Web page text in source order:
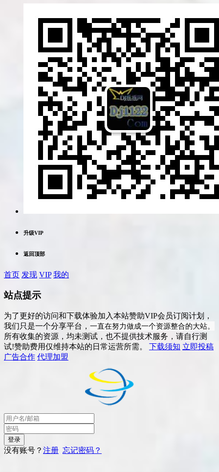
升级VIP
返回顶部
首页 发现 VIP 我的
站点提示
为了更好的访问和下载体验加入本站赞助VIP会员订阅计划，
我们只是一个分享平台， 一直在努力做成一个资源整合的大站。
所有收集的资源，均未测试，也不提供技术服务，请自行测
试!赞助费用仅维持本站的日常运营所需。 下载须知 立即投稿
广告合作 代理加盟
没有账号？ 注册 忘记密码？